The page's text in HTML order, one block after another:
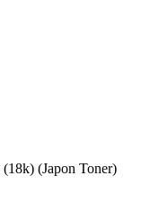
(Japon Toner)